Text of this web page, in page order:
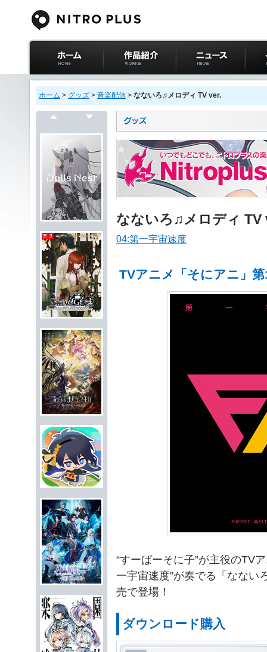
ニトロプラス公式
サイト ホーム
作品紹介 ニュース イベ
ホーム > グッズ > 音楽配信 > なないろ♫メロディ TV ver.
なないろ♫メロディ TV
04:第一宇宙速度
TVアニメ「そにアニ」
“すーぱーそに子”が主役のTV
一宇宙速度”が奏でる「なない
売で登場！
ダウンロード購入